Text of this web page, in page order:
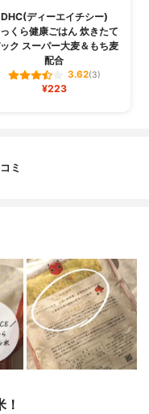
DHC(ディーエイチシー)
くら健康ごはん 炊きたて
ク スーパー大麦＆もち麦
配合
3.62(3)
¥223
ミ